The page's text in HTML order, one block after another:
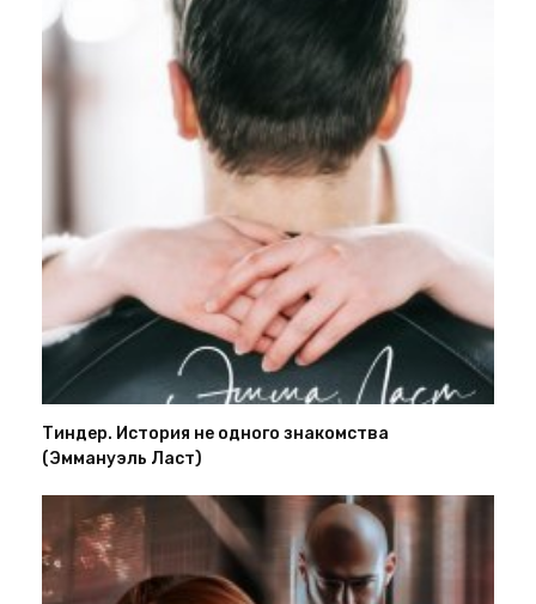
Тиндер. История не одного знакомства
(Эммануэль Ласт)